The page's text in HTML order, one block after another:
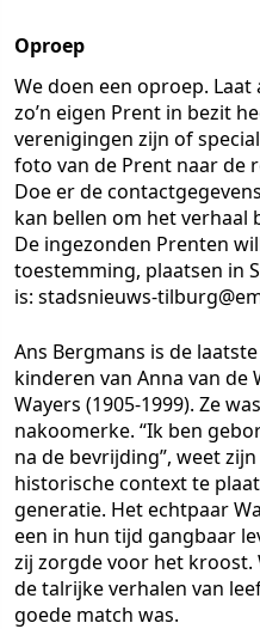
Oproep
We doen een oproep.
zo’n eigen Prent in bezit
verenigingen zijn of
foto van de Prent naar de
Doe er de
kan bellen om het verhaal
De ingezonden Prenten
toestemming, plaatsen in
is: stadsnieuws-
Ans Bergmans is de
kinderen van Anna van de
Wayers (1905-1999). Ze
nakoomerke. “Ik ben
na de bevrijding”, weet
historische context te
generatie. Het echtpaar
een in hun tijd gangbaar
zij zorgde voor het
de talrijke verhalen van
goede match was.